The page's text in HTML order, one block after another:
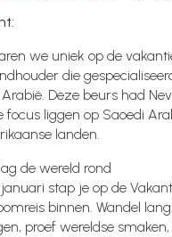
we uniek op de
die
Deze beurs had
focus liggen op Saoedi
landen.
de wereld rond
januari stap je op de
binnen. Wandel
proef wereldse